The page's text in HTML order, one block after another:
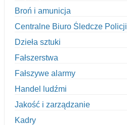
Broń i amunicja
Centralne Biuro Śledcze Policji
Dzieła sztuki
Fałszerstwa
Fałszywe alarmy
Handel ludźmi
Jakość i zarządzanie
Kadry